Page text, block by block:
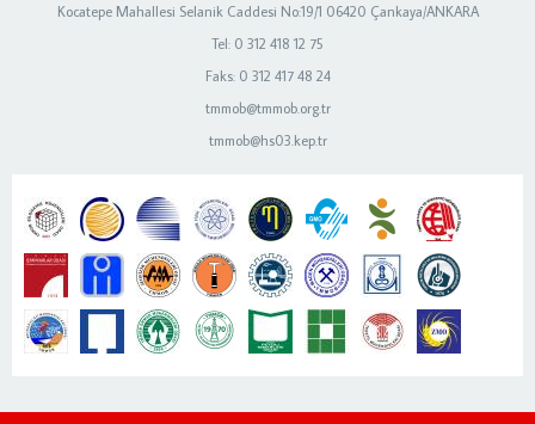
Kocatepe Mahallesi Selanik Caddesi No:19/1 06420 Çankaya/ANKARA
Tel: 0 312 418 12 75
Faks: 0 312 417 48 24
tmmob@tmmob.org.tr
tmmob@hs03.kep.tr